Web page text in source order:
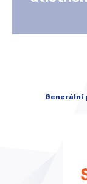
Generální